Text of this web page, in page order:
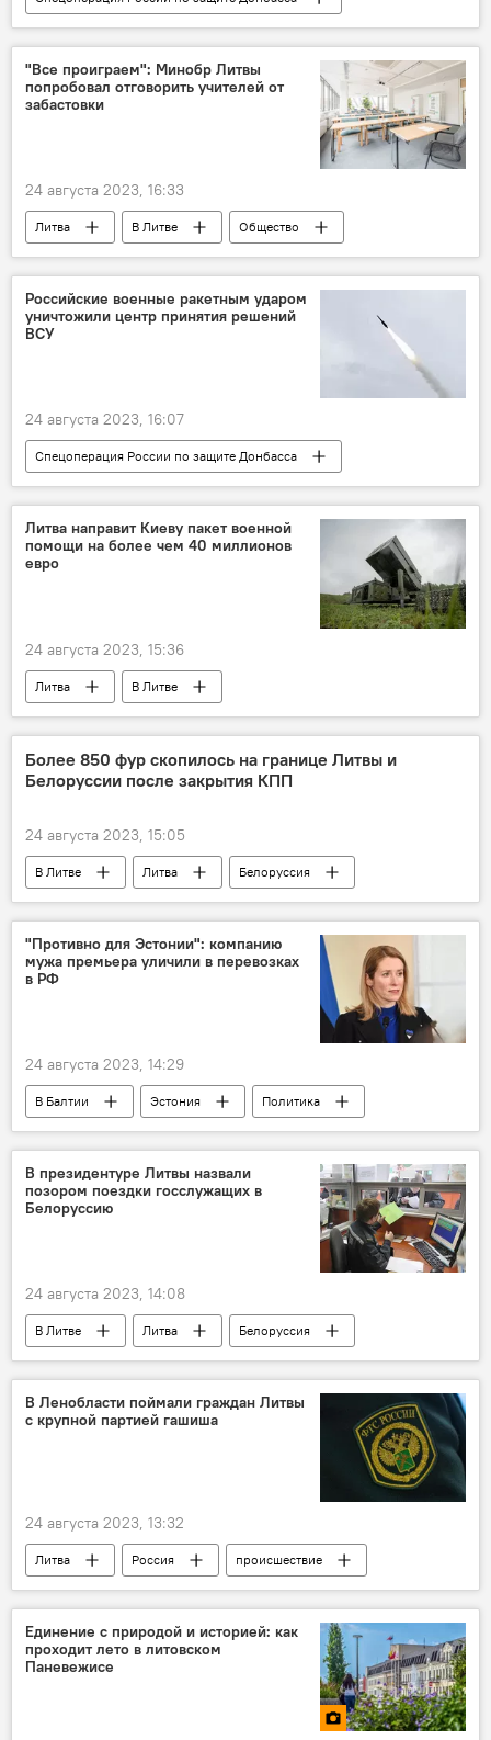
В мире
Россия
Украина
Минобороны РФ
"Все проиграем": Минобр Литвы
попробовал отговорить учителей от
забастовки
24 августа 2023, 16:33
Литва В Литве
Общество
учителя
образование
Российские военные ракетным ударом
уничтожили центр принятия решений
ВСУ
24 августа 2023, 16:07
Спецоперация России по защите Донбасса
В мире
Россия
Украина
Минобороны РФ
Литва направит Киеву пакет военной
помощи на более чем 40 миллионов
евро
24 августа 2023, 15:36
Литва
В Литве
поставки вооружения
Киев
Политика
Минобороны Литвы
Более 850 фур скопилось на границе Литвы и
Белоруссии после закрытия КПП
24 августа 2023, 15:05
В Литве Литва
Белоруссия
граница
очереди на границе
автомобили
Закрытие КПП на границе с Белоруссией
"Противно для Эстонии": компанию
мужа премьера уличили в перевозках
в РФ
24 августа 2023, 14:29
В Балтии Эстония
Политика
Россия
премьер-министр
скандал
транзит грузов
компания
товары
грузы
В президентуре Литвы назвали
позором поездки госслужащих в
Белоруссию
24 августа 2023, 14:08
В Литве Литва
Белоруссия
Общество
граница
литовско-белорусская граница
В Ленобласти поймали граждан Литвы
с крупной партией гашиша
24 августа 2023, 13:32
Литва Россия
происшествие
Происшествия
наркотики
Единение с природой и историей: как
проходит лето в литовском
Паневежисе